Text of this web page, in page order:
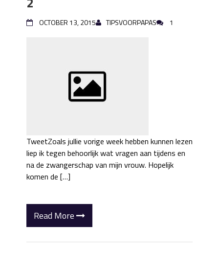
OCTOBER 13, 2015 TIPSVOORPAPAS 1
TweetZoals jullie vorige week hebben kunnen lezen
liep ik tegen behoorlijk wat vragen aan tijdens en
na de zwangerschap van mijn vrouw. Hopelijk
komen de […]
Read More